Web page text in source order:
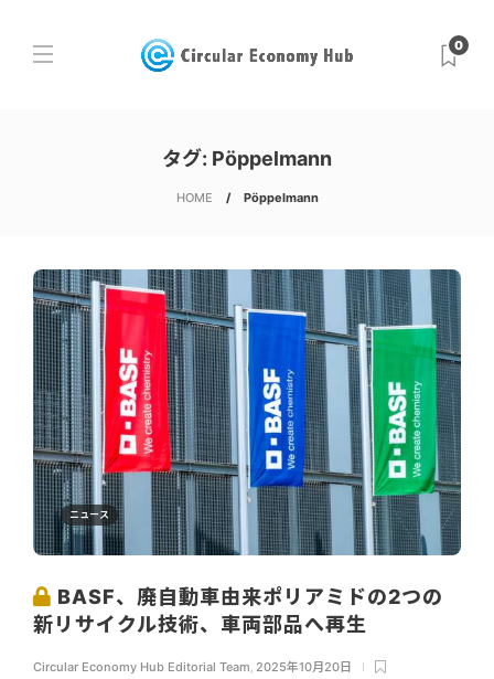
0
タグ: Pöppelmann
HOME Pöppelmann
ニュース
BASF、廃自動車由来ポリアミドの2つの
新リサイクル技術、車両部品へ再生
Circular Economy Hub Editorial Team 2025年10月20日